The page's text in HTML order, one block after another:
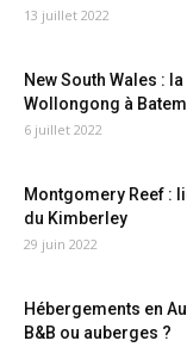
13 juillet 2022
New South Wales :
Wollongong à
6 juillet 2022
Montgomery Reef :
du Kimberley
29 juin 2022
Hébergements en
B&B ou auberges ?